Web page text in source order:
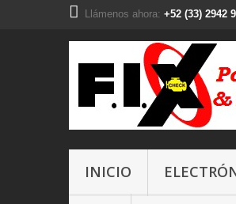
Llámenos ahora: +52 (33) 2942
INICIO